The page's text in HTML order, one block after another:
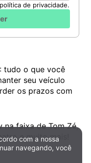
de privacidade.
tudo o que você
seu veículo
os prazos com
na faixa de Tom Zé,
e muito mais!
com a nossa
navegando, você